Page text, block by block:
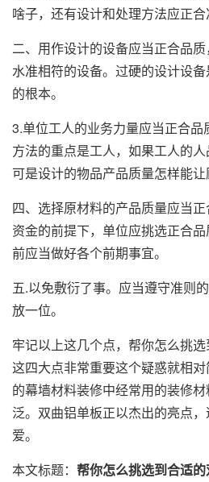
啥子，还有设计和处理方法应正合
二、用作设计的设备应当正合品
水准相符的设备。过硬的设计设
的根本。
3.单位工人的业务力量应当正合
方法的重点是工人，如果工人的人
可是设计的物品产品质量怎样能让
四、选择原材料的产品质量应当
资金的前提下，单位应挑选正合
前应当做好各个前期事宜。
五.以免敷衍了事。应当遵守准则
放一位。
牢记以上这几个点，帮你怎么挑
这四大点非常重要这个疑惑就相
的幕墙材料装修中经常用的装修
泛。双曲铝单板正以杰出的亮点
爱。
本文标题： 帮你怎么挑选到合适